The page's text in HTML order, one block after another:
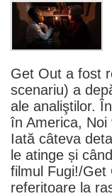
Get Out a fost
scenariu) a
ale analiştilor.
în America, Noi
Iată câteva
le atinge și
filmul Fugi!/Get
referitoare la